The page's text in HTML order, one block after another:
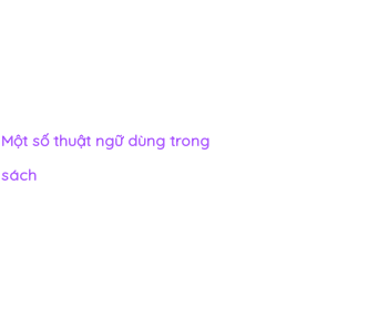
Một số thuật ngữ dùng trong
sách